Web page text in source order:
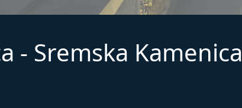
- Sremska Kamenica